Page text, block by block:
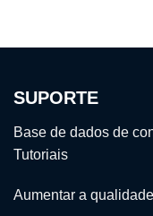
SUPORTE
Base de dados de
Tutoriais
Aumentar a